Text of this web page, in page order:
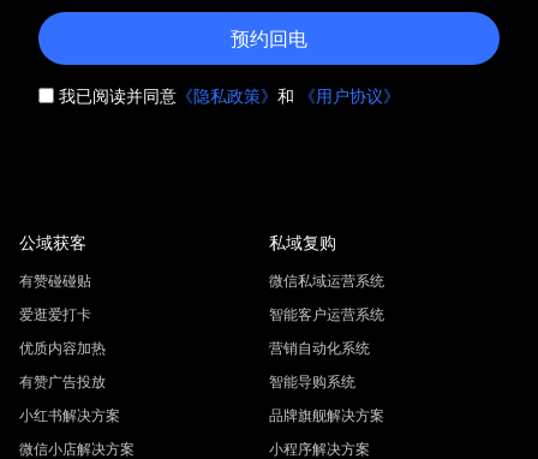
预约回电
我已阅读并同意 《隐私政策》 和 《用户协议》
公域获客
有赞碰碰贴
爱逛爱打卡
优质内容加热
有赞广告投放
小红书解决方案
微信小店解决方案
私域复购
微信私域运营系统
智能客户运营系统
营销自动化系统
智能导购系统
品牌旗舰解决方案
小程序解决方案